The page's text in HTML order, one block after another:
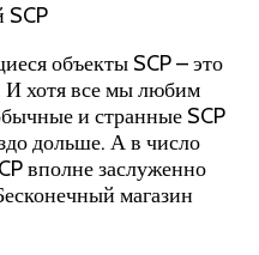
объекты SCP – это
И хотя все мы любим
и странные SCP
дольше. А в число
вполне заслуженно
магазин